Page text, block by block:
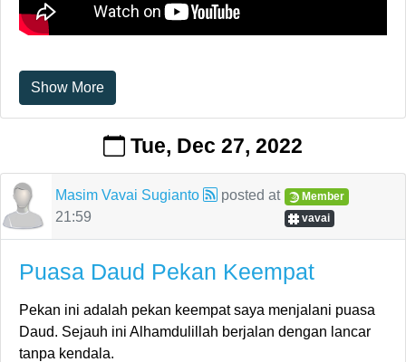
Show More
Tue, Dec 27, 2022
Masim Vavai Sugianto
posted at
21:59
Member
vavai
Puasa Daud Pekan Keempat
Pekan ini adalah pekan keempat saya menjalani puasa
Daud. Sejauh ini Alhamdulillah berjalan dengan lancar
tanpa kendala.